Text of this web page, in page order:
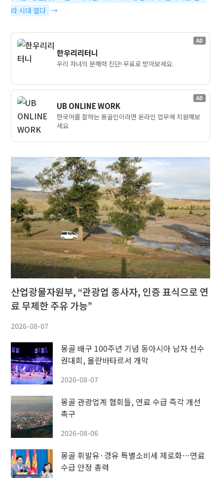
라 시대 열다 →
AD
한우리리터니
우리 자녀의 문해력 진단! 무료로 받아보세요.
AD
UB ONLINE WORK
한국어를 잘하는 몽골인이라면 온라인 업무에 지원해보
세요
산업광물자원부, “관광업 종사자, 인증 표식으로 연
료 무제한 주유 가능”
2026-08-07
몽골 배구 100주년 기념 동아시아 남자 선수
권대회, 울란바타르서 개막
2026-08-07
몽골 관광업계 협회들, 연료 수급 즉각 개선
촉구
2026-08-06
몽골 휘발유·경유 특별소비세 제로화…연료
수급 안정 총력